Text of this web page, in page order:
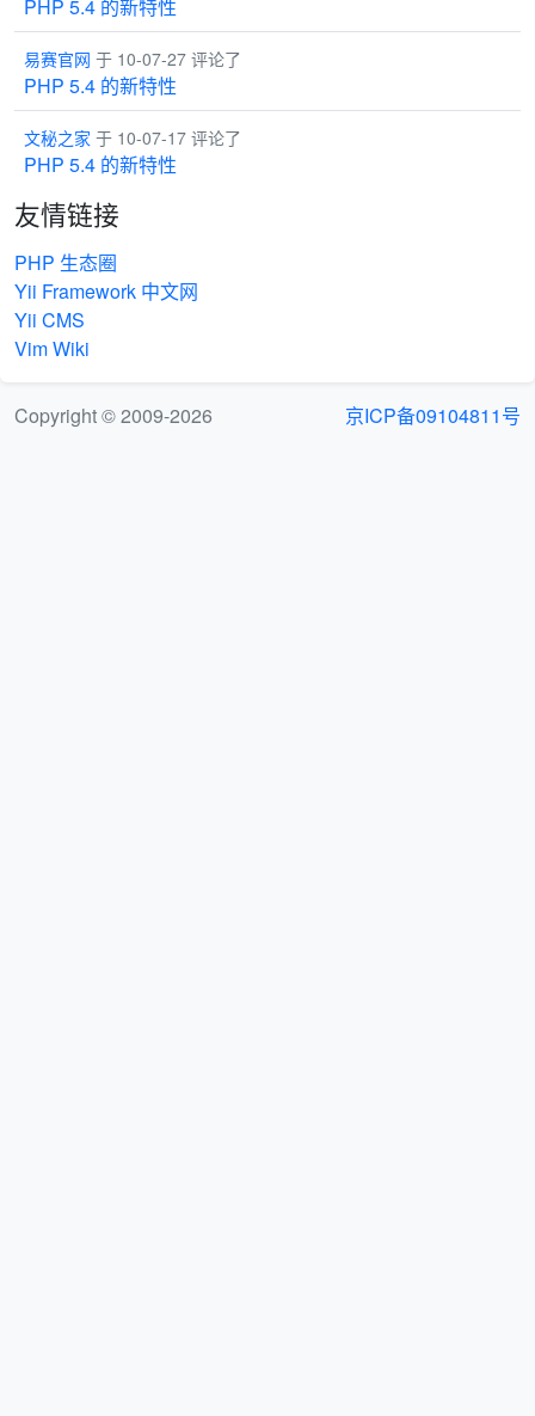
PHP 5.4 的新特性
易赛官网 于 10-07-27 评论了
PHP 5.4 的新特性
文秘之家 于 10-07-17 评论了
PHP 5.4 的新特性
友情链接
PHP 生态圈
Yii Framework 中文网
Yii CMS
Vim Wiki
Copyright © 2009-2026 京ICP备09104811号